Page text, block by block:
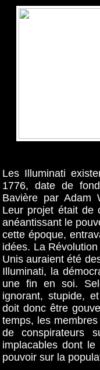
Les Illuminati
1776, date de
Bavière par Adam
Leur projet était de
anéantissant le
cette époque,
idées. La
Unis auraient été
Illuminati, la
une fin en soi.
ignorant, stupide,
doit donc être
temps, les
de conspirateurs
implacables dont
pouvoir sur la